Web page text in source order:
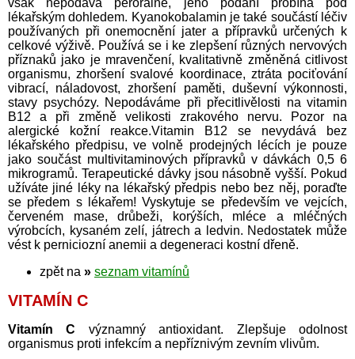
však nepodává perorálně, jeho podání probíhá pod
lékařským dohledem. Kyanokobalamin je také součástí léčiv
používaných při onemocnění jater a přípravků určených k
celkové výživě. Používá se i ke zlepšení různých nervových
příznaků jako je mravenčení, kvalitativně změněná citlivost
organismu, zhoršení svalové koordinace, ztráta pociťování
vibrací, náladovost, zhoršení paměti, duševní výkonnosti,
stavy psychózy. Nepodáváme při přecitlivělosti na vitamin
B12 a při změně velikosti zrakového nervu. Pozor na
alergické kožní reakce.Vitamin B12 se nevydává bez
lékařského předpisu, ve volně prodejných lécích je pouze
jako součást multivitaminových přípravků v dávkách 0,5 6
mikrogramů. Terapeutické dávky jsou násobně vyšší. Pokud
užíváte jiné léky na lékařský předpis nebo bez něj, poraďte
se předem s lékařem! Vyskytuje se především ve vejcích,
červeném mase, drůbeži, korýších, mléce a mléčných
výrobcích, kysaném zelí, játrech a ledvin. Nedostatek může
vést k perniciozní anemii a degeneraci kostní dřeně.
zpět na » seznam vitamínů
VITAMÍN C
Vitamín C významný antioxidant. Zlepšuje odolnost
organismus proti infekcím a nepříznivým zevním vlivům.